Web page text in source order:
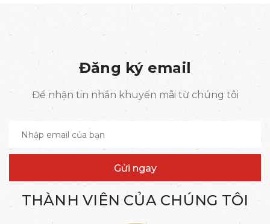
Đăng ký email
Để nhận tin nhắn khuyến mãi từ chúng tôi
Gửi ngay
THÀNH VIÊN CỦA CHÚNG TÔI